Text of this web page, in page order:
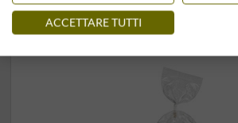
ACCETTARE TUTTI